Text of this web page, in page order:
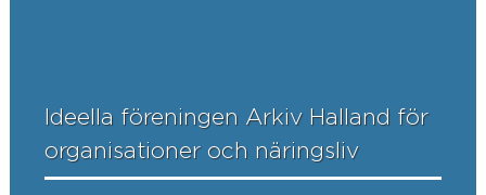
Ideella föreningen Arkiv Halland för
organisationer och näringsliv